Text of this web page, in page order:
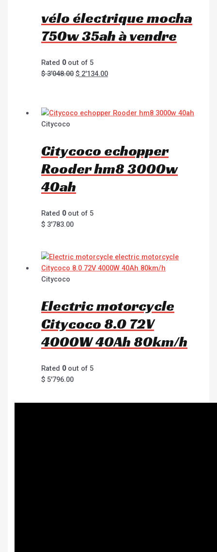
vélo électrique mocha
750w 35ah à vendre
Rated 0out of 5
$3'048.00 $ 2'134.00
Citycoco
Citycoco echopper
Rooder hm8 3000w
40ah
Rated 0out of 5
$ 3'783.00
Citycoco
Electric motorcycle
Citycoco 8.0 72V
4000W 40Ah 80km/h
Rated 0out of 5
$ 5'796.00